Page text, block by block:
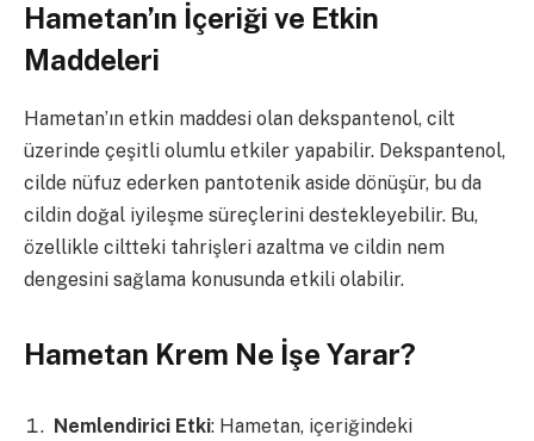
Hametan’ın İçeriği ve Etkin
Maddeleri
Hametan’ın etkin maddesi olan dekspantenol, cilt
üzerinde çeşitli olumlu etkiler yapabilir. Dekspantenol,
cilde nüfuz ederken pantotenik aside dönüşür, bu da
cildin doğal iyileşme süreçlerini destekleyebilir. Bu,
özellikle ciltteki tahrişleri azaltma ve cildin nem
dengesini sağlama konusunda etkili olabilir.
Hametan Krem Ne İşe Yarar?
Nemlendirici Etki: Hametan, içeriğindeki